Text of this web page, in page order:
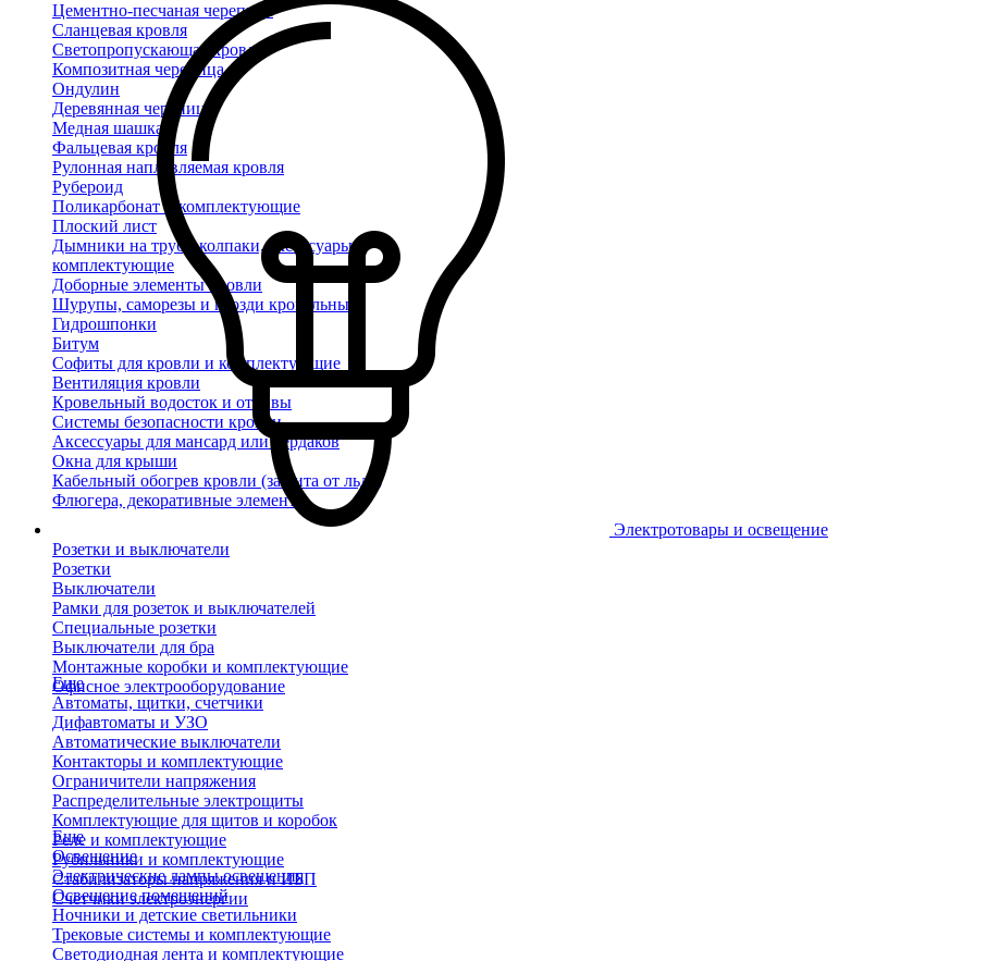
Цементно-песчаная черепица
Сланцевая кровля
Светопропускающая кровля
Композитная черепица
Ондулин
Деревянная черепица
Медная шашка
Фальцевая кровля
Рулонная наплавляемая кровля
Рубероид
Поликарбонат и комплектующие
Плоский лист
Дымники на трубу, колпаки, аксессуары и
комплектующие
Доборные элементы кровли
Шурупы, саморезы и гвозди кровельные
Гидрошпонки
Битум
Софиты для кровли и комплектующие
Вентиляция кровли
Кровельный водосток и отливы
Системы безопасности кровли
Аксессуары для мансард или чердаков
Окна для крыши
Кабельный обогрев кровли (защита от льда)
Флюгера, декоративные элементы
Электротовары и освещение
Розетки и выключатели
Розетки
Выключатели
Рамки для розеток и выключателей
Специальные розетки
Выключатели для бра
Монтажные коробки и комплектующие
Офисное электрооборудование
Еще
Автоматы, щитки, счетчики
Дифавтоматы и УЗО
Автоматические выключатели
Контакторы и комплектующие
Ограничители напряжения
Распределительные электрощиты
Комплектующие для щитов и коробок
Реле и комплектующие
Рубильники и комплектующие
Стабилизаторы напряжения и ИБП
Счетчики электроэнергии
Еще
Освещение
Электрические лампы освещения
Освещение помещений
Ночники и детские светильники
Трековые системы и комплектующие
Светодиодная лента и комплектующие